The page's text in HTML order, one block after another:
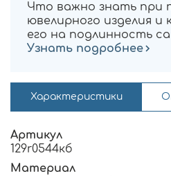
Что важно знать при
ювелирного изделия и
его на подлинность
Узнать подробнее
Характеристики
Артикул
129r0544кб
Материал